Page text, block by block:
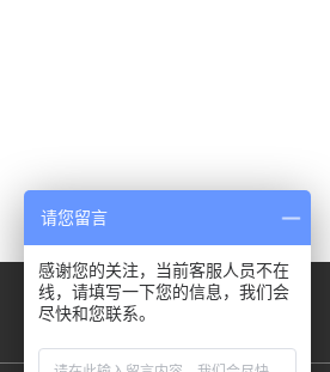
请您留言
感谢您的关注，当前客服人员不在
线，请填写一下您的信息，我们会
尽快和您联系。